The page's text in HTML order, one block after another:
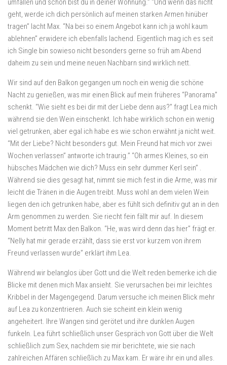
umfallen und schon bist du in deiner Wohnung.” “Und wenn das nicht
geht, werde ich dich persönlich auf meinen starken Armen hinüber
tragen” lacht Max. “Na bei so einem Angebot kann ich ja wohl kaum
ablehnen” erwidere ich ebenfalls lachend. Eigentlich mag ich es seit
ich Single bin sowieso nicht besonders gerne so früh am Abend
daheim zu sein und meine neuen Nachbarn sind wirklich nett.
Wir sind auf den Balkon gegangen um noch ein wenig die schöne
Nacht zu genießen, was mir einen Blick auf mein früheres “Panorama”
schenkt. “Wie sieht es bei dir mit der Liebe denn aus?” fragt Lea mich
während sie den Wein einschenkt. Ich habe wirklich schon ein wenig
viel getrunken, aber egal ich habe es wie schon erwähnt ja nicht weit.
“Mit der Liebe? Nicht besonders gut. Mein Freund hat mich vor zwei
Wochen verlassen” antworte ich traurig.” “Oh armes Kleines, so ein
hübsches Mädchen wie dich? Muss ein sehr dummer Kerl sein” .
Während sie dies gesagt hat, nimmt sie mich fest in die Arme, was mir
leicht die Tränen in die Augen treibt. Muss wohl an dem vielen Wein
liegen den ich getrunken habe, aber es fühlt sich definitiv gut an in den
Arm genommen zu werden. Sie riecht fein fällt mir auf. In diesem
Moment betritt Max den Balkon. “He, was wird denn das hier” frägt er.
“Nelly hat mir gerade erzählt, dass sie erst vor kurzem von ihrem
Freund verlassen wurde” erklärt ihm Lea.
Während wir belanglos über Gott und die Welt reden bemerke ich die
Blicke mit denen mich Max ansieht. Sie verursachen bei mir leichtes
Kribbel in der Magengegend. Darum versuche ich meinen Blick mehr
auf Lea zu konzentrieren. Auch sie scheint ein klein wenig
angeheitert. Ihre Wangen sind gerötet und ihre dunklen Augen
funkeln. Lea führt schließlich unser Gespräch von Gott über die Welt
schließlich zum Sex, nachdem sie mir berichtete, wie sie nach
zahlreichen Affären schließlich zu Max kam. Er wäre ihr ein und alles.